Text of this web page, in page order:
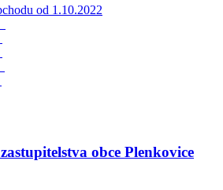
od 1.10.2022
obce Plenkovice